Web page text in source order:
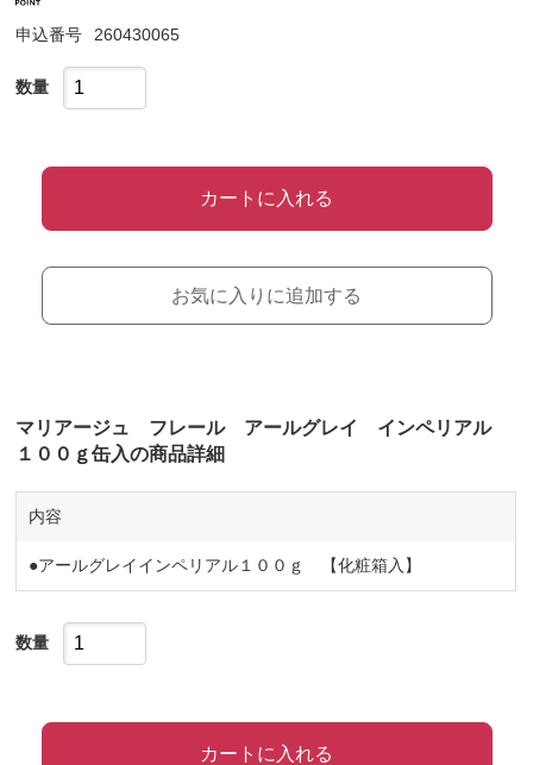
申込番号 260430065
数量
カートに入れる
お気に入りに追加する
マリアージュ フレール アールグレイ インペリアル
１００ｇ缶入の商品詳細
内容
●アールグレイインペリアル１００ｇ 【化粧箱入】
数量
カートに入れる